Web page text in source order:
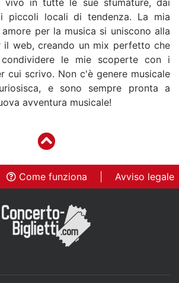
piccoli locali di tendenza. La mia
per la musica si uniscono alla
il web, creando un mix perfetto che
le mie scoperte con i
cui scrivo. Non c'è genere musicale
e sono sempre pronta a
avventura musicale!
Come funziona Avviso legale